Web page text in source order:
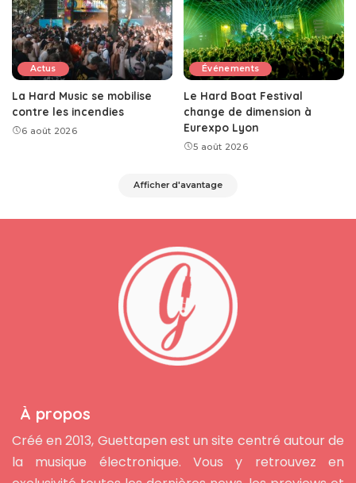
Actus
La Hard Music se mobilise
contre les incendies
6 août 2026
Événements
Le Hard Boat Festival
change de dimension à
Eurexpo Lyon
5 août 2026
Afficher d'avantage
À propos
Créé en 2013, Guettapen est un site centré autour de
la musique électronique. Vous y retrouvez en